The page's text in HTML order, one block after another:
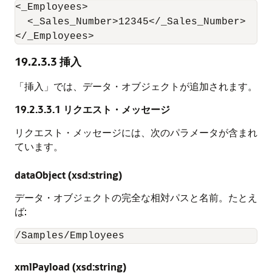
<_Employees>
<_Sales_Number>12345</_Sales_Number>
</_Employees>
19.2.3.3 挿入
「挿入」では、データ・オブジェクトが追加されます。
19.2.3.3.1 リクエスト・メッセージ
リクエスト・メッセージには、次のパラメータが含まれ
ています。
dataObject (xsd:string)
データ・オブジェクトの完全な相対パスと名前。たとえ
ば:
/Samples/Employees
xmlPayload (xsd:string)